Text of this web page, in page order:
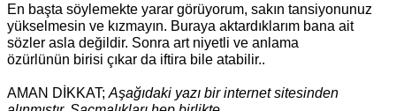
En başta söylemekte yarar görüyorum, sakın tansiyonunuz
yükselmesin ve kızmayın. Buraya aktardıklarım bana ait
sözler asla değildir. Sonra art niyetli ve anlama
özürlünün birisi çıkar da iftira bile atabilir..
AMAN DİKKAT; Aşağıdaki yazı bir internet sitesinden